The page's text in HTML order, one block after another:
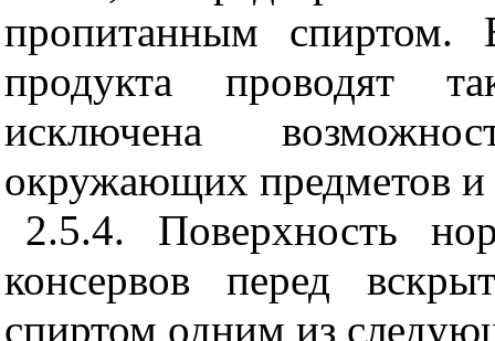
пропитанным спиртом.
продукта проводят
исключена
окружающих предметов и
2.5.4. Поверхность
консервов перед
спиртом одним из